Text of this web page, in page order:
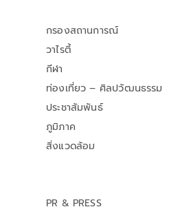
กรองสถานการณ์
วาไรตี้
กีฬา
ท่องเที่ยว – ศิลปวัฒนธรรม
ประชาสัมพันธ์
ภูมิภาค
สิ่งแวดล้อม
PR & PRESS